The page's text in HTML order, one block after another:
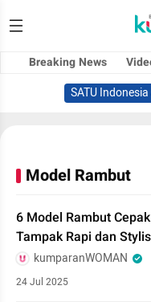
Breaking News
SATU
Model Rambut
6 Model Rambut
Tampak Rapi dan
kumparanWOMAN
24 Jul 2025